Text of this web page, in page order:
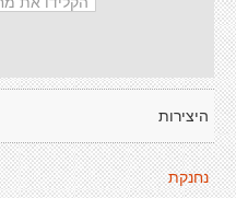
היצירות
נחנקת